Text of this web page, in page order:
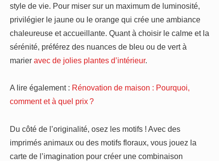
style de vie. Pour miser sur un maximum de luminosité,
privilégier le jaune ou le orange qui crée une ambiance
chaleureuse et accueillante. Quant à choisir le calme et la
sérénité, préférez des nuances de bleu ou de vert à
marier avec de jolies plantes d’intérieur.
A lire également : Rénovation de maison : Pourquoi,
comment et à quel prix ?
Du côté de l’originalité, osez les motifs ! Avec des
imprimés animaux ou des motifs floraux, vous jouez la
carte de l’imagination pour créer une combinaison